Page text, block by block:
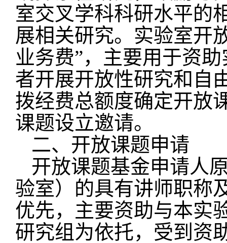
室交叉学科科研水平的
展相关研究。实验室开
业务费”，主要用于资
者开展开放性研究和自
拨经费总额度确定开放
课题设立邀请。
二、开放课题申请
开放课题基金申请人
验室）的具有讲师职称
优先，主要资助与本实
研究组为依托，受到资